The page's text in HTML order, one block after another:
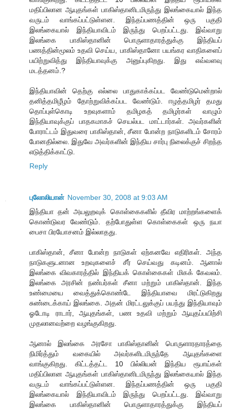
மதிப்பிலான ஆயுதங்கள் பாகிஸ்தானிடமிருந்து இலங்கையால் இந்த
வருடம் வாங்கப்பட்டுள்ளன. இந்தப்பணத்தின் ஒரு பகுதி
இலங்கையால் இந்தியாவிடம் இருந்து பெறப்பட்டது. இவ்வாறு
இலங்கை பாகிஸ்தானின் பொருளாதாரத்துக்கு இந்தியப்
பணத்தின்மூலம் உதவி செய்ய, பாகிஸ்தானோ பயங்கர வாதிகளைப்
பயிற்றுவித்து இந்தியாவுக்கு அனுப்புகிறது. இது எவ்வளவு
மடத்தனம்.?
இந்தியாவின் தெற்கு எல்லை பாதுகாக்கப்பட வேண்டுமென்றால்
தனித்தமிழீழம் தோற்றுவிக்கப்பட வேண்டும். ஈழத்தமிழர் தமது
தொப்புள்கொடி உறவுகளாம் தமிழகத் தமிழர்கள் வாழும்
இந்தியாவுக்குப் பாதகமாகச் செயல்பட மாட்டார்கள். அவர்களின்
போராட்டம் இதுவரை பாகிஸ்தான், சீனா போன்ற நாடுகளிடம் சோரம்
போன‌தில்லை. இதுவே அவர்களின் இந்திய சார்பு நிலைக்குச் சிறந்த
எடுத்திக்காட்டு.
Reply
புலோலியான் November 30, 2008 at 9:03 AM
இந்தியா தன் அயலுறவுக் கொள்கைகளில் தீவிர மாற்றங்களைக்
கொண்டுவர வேண்டும். தற்போதுள்ள கொள்கைகள் ஒரு நயா
பைசா பிரயோசனம் இல்லாதது.
பாகிஸ்தான், சீனா போன்ற நாடுகள் ஏற்கனவே எதிரிகள். அந்த
நாடுகளுடனான உறவுகளைச் சீர் செய்வது கடினம். ஆனால்
இலங்கை விவகாரத்தில் இந்தியக் கொள்கைகள் மிகக் கேவலம்.
இலங்கை அரசின் நண்பர்கள் சீனா மற்றும் பாகிஸ்தான். இந்த
உண்மையை வைத்துக்கொண்டே இந்தியாவை மிரட்டுகிறது
சுண்டைக்காய் இலங்கை. அதன் மிரட்டலுக்குப் பயந்து இந்தியாவும்
ஓடோடி ராடார், ஆயுதங்கள், பண உதவி மற்றும் ஆயுதப்பயிற்சி
முதலானவற்றை வழங்குகிறது.
ஆனால் இலங்கை அரசோ பாகிஸ்தானின் பொருளாரதாரத்தை
நிமிர்த்தும் வகையில் அவர்களிடமிருந்தே ஆயுதங்களை
வாங்குகிறது. கிட்டத்தட்ட 10 பில்லியன் இந்திய ரூபாய்கள்
மதிப்பிலான ஆயுதங்கள் பாகிஸ்தானிடமிருந்து இலங்கையால் இந்த
வருடம் வாங்கப்பட்டுள்ளன. இந்தப்பணத்தின் ஒரு பகுதி
இலங்கையால் இந்தியாவிடம் இருந்து பெறப்பட்டது. இவ்வாறு
இலங்கை பாகிஸ்தானின் பொருளாதாரத்துக்கு இந்தியப்